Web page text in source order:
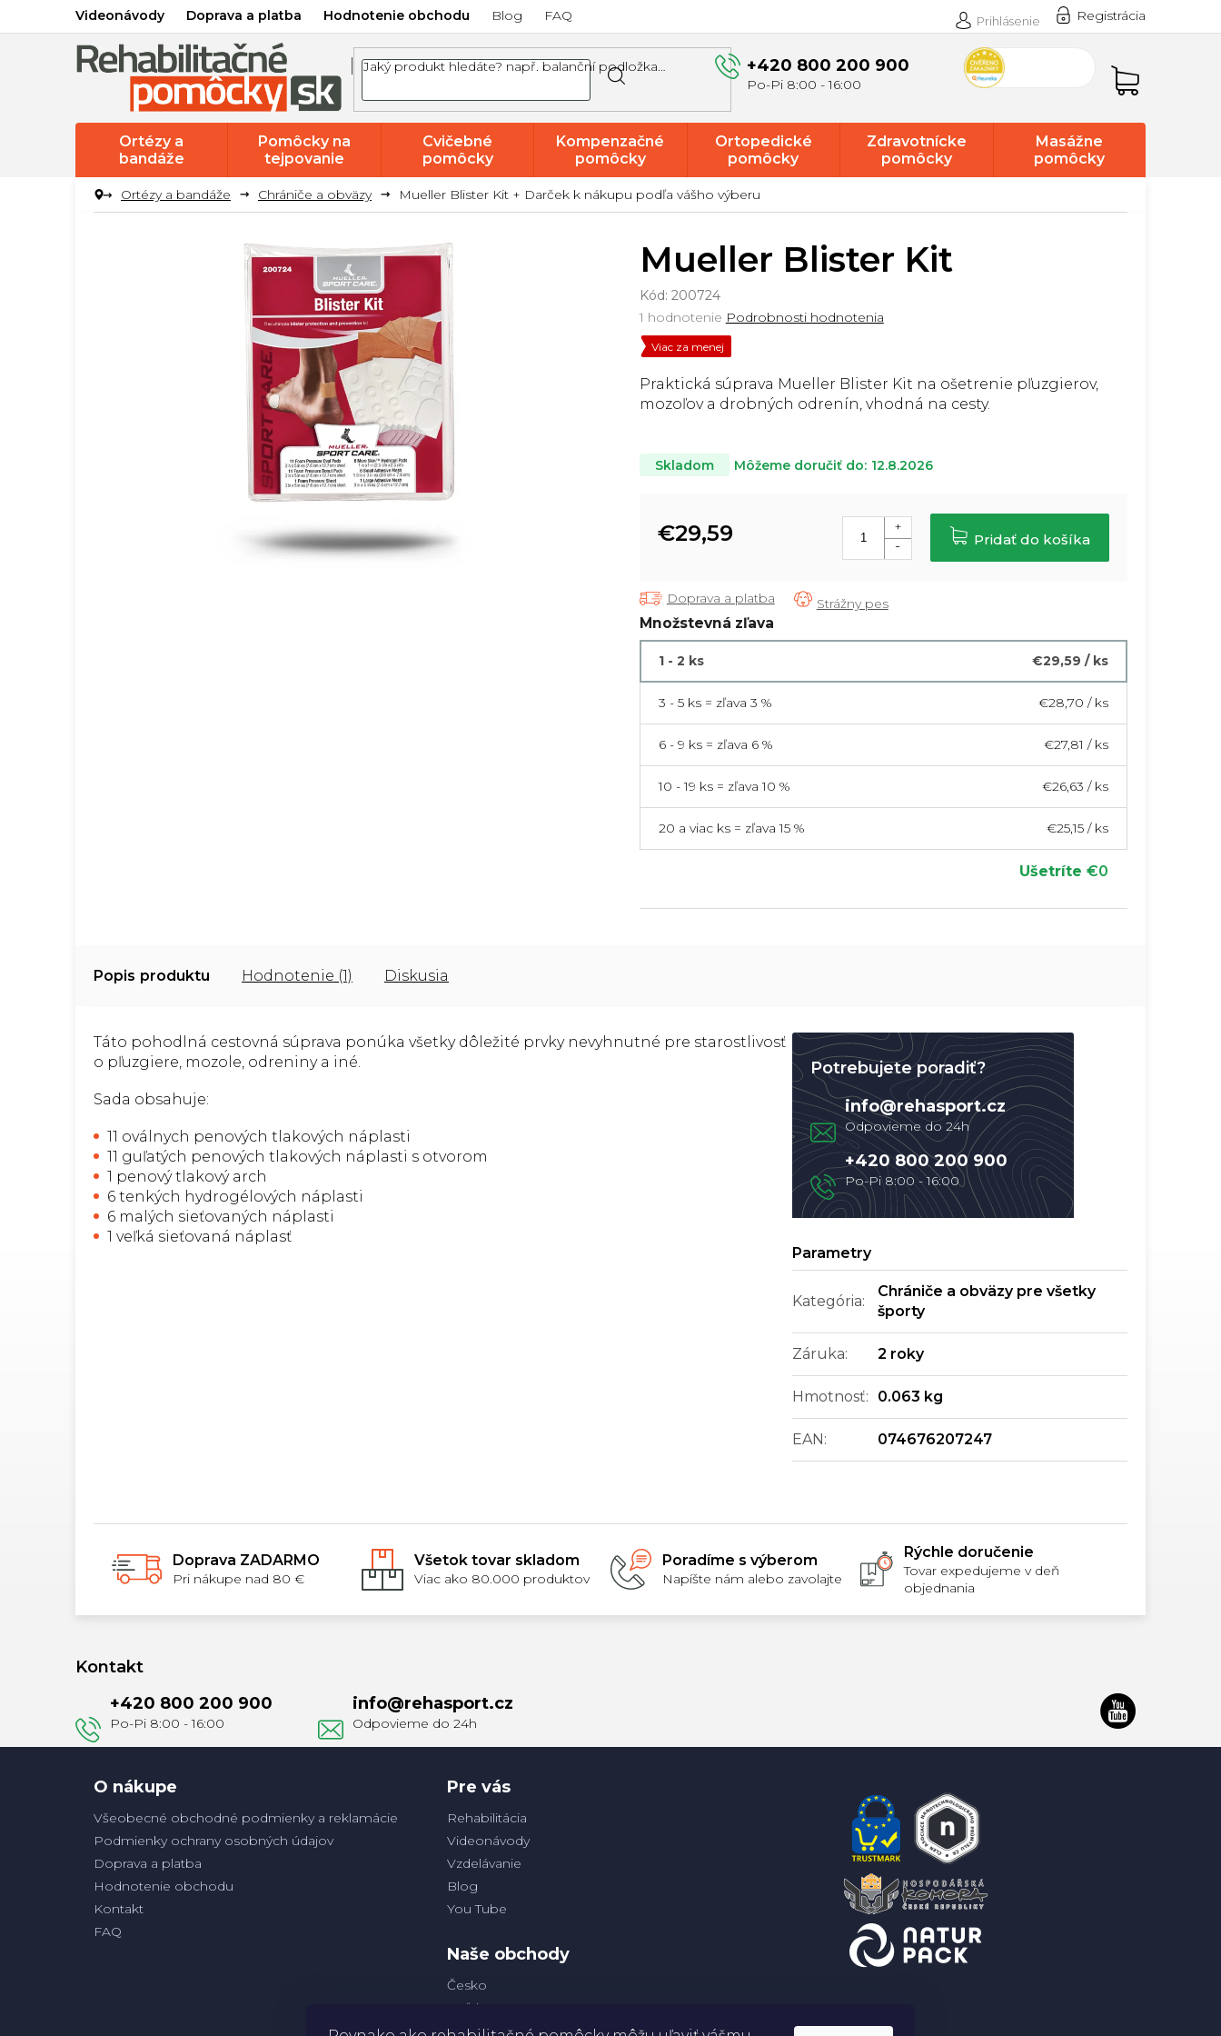
Videonávody Doprava a platba Hodnotenie obchodu Blog FAQ Registrácia
Prihlásenie
+420 800 200 900
Nákupný
košík
Ortézy a
bandáže
Pomôcky na
tejpovanie
Cvičebné
pomôcky
Kompenzačné
pomôcky
Ortopedické
pomôcky
Zdravotnícke
pomôcky
Masážne
pomôcky
Akcie a
výpredaj
Ortézy a bandáže Chrániče a obväzy Mueller Blister Kit + Darček k nákupu podľa vášho výberu
Skladom Môžeme doručiť do: 12.8.2026
Množstevná zľava
1 - 2 ks €29,59 / ks
3 - 5 ks = zľava 3 % €28,70 / ks
6 - 9 ks = zľava 6 % €27,81 / ks
10 - 19 ks = zľava 10 % €26,63 / ks
20 a viac ks = zľava 15 % €25,15/ ks
Ušetríte €0
€29,59 Pridať do košíka
Praktická súprava Mueller Blister Kit na ošetrenie pľuzgierov,
mozoľov a drobných odrenín, vhodná na cesty.
Mueller Blister Kit
Kód: 200724
Viac za menej
Priemerné
hodnotenie
produktu
5,0
z
1 hodnotenie Podrobnosti hodnotenia
Doprava a platba
Doprava ZADARMO
Pri nákupe nad 80 €
Všetok tovar skladom
Viac ako 80.000 produktov
Poradíme s výberom
Napíšte nám alebo zavolajte
Rýchle doručenie
Tovar expedujeme v deň
objednania
Popis Hodnotenie (1) Diskusia
Táto pohodlná cestovná súprava ponúka všetky dôležité prvky nevyhnutné pre starostlivosť
o pľuzgiere, mozole, odreniny a iné.
Sada obsahuje:
11 oválnych penových tlakových náplasti
11 guľatých penových tlakových náplasti s otvorom
1 penový tlakový arch
6 tenkých hydrogélových náplasti
6 malých sieťovaných náplasti
1 veľká sieťovaná náplasť
Potrebujete poradiť?
info@rehasport.cz
+420 800 200 900
Kategória:
Chrániče a obväzy pre všetky
športy
Záruka: 2 roky
Hmotnosť: 0.063 kg
EAN: 074676207247
Kontakt
info@rehasport.cz
+420 800 200 900
O nákupe
Všeobecné obchodné podmienky a reklamácie
Podmienky ochrany osobných údajov
Doprava a platba
Hodnotenie obchodu
Kontakt
FAQ
Pre vás
Rehabilitácia
Videonávody
Vzdelávanie
Blog
You Tube
Naše obchody
Česko
Poľsko